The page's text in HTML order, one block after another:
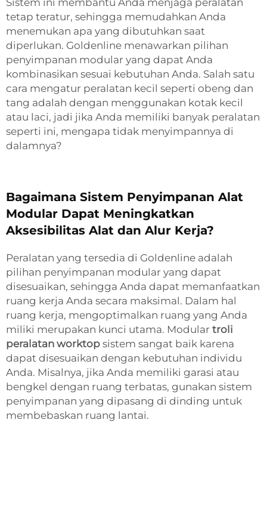
tetap teratur, sehingga memudahkan Anda
menemukan apa yang dibutuhkan saat
diperlukan. Goldenline menawarkan pilihan
penyimpanan modular yang dapat Anda
kombinasikan sesuai kebutuhan Anda. Salah satu
cara mengatur peralatan kecil seperti obeng dan
tang adalah dengan menggunakan kotak kecil
atau laci, jadi jika Anda memiliki banyak peralatan
seperti ini, mengapa tidak menyimpannya di
dalamnya?
Bagaimana Sistem Penyimpanan Alat
Modular Dapat Meningkatkan
Aksesibilitas Alat dan Alur Kerja?
Peralatan yang tersedia di Goldenline adalah
pilihan penyimpanan modular yang dapat
disesuaikan, sehingga Anda dapat memanfaatkan
ruang kerja Anda secara maksimal. Dalam hal
ruang kerja, mengoptimalkan ruang yang Anda
miliki merupakan kunci utama. Modular troli
peralatan worktop sistem sangat baik karena
dapat disesuaikan dengan kebutuhan individu
Anda. Misalnya, jika Anda memiliki garasi atau
bengkel dengan ruang terbatas, gunakan sistem
penyimpanan yang dipasang di dinding untuk
membebaskan ruang lantai.